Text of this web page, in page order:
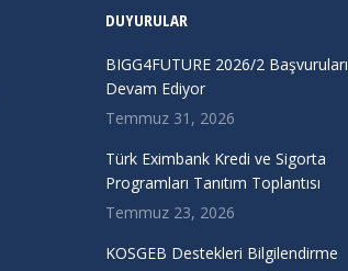
DUYURULAR
BIGG4FUTURE 2026/2 Başvuruları
Devam Ediyor
Temmuz 31, 2026
Türk Eximbank Kredi ve Sigorta
Programları Tanıtım Toplantısı
Temmuz 23, 2026
KOSGEB Destekleri Bilgilendirme